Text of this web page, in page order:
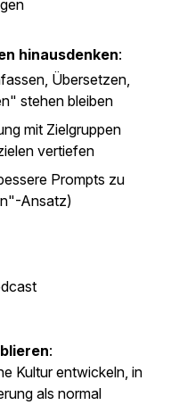
hinausdenken:
Übersetzen,
stehen bleiben
mit Zielgruppen
vertiefen
Prompts zu
Ansatz)
:
Kultur entwickeln, in
als normal